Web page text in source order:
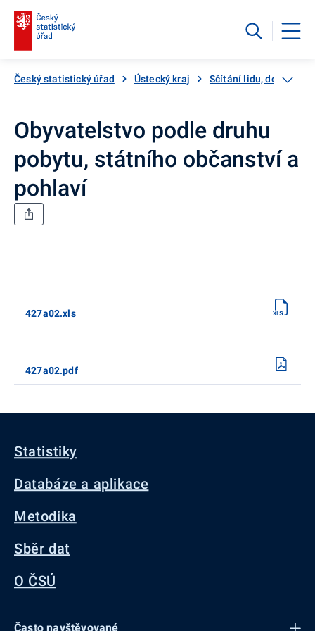
Český statistický úřad Ústecký kraj Sčítání lidu, domů a
Obyvatelstvo podle druhu
pobytu, státního občanství a
pohlaví
427a02.xls
427a02.pdf
Statistiky
Databáze a aplikace
Metodika
Sběr dat
O ČSÚ
Často navštěvované